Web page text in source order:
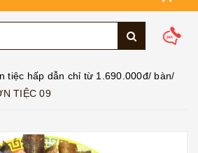
tiệc hấp dẫn chỉ từ 1.690.000đ/ bàn/
TIỆC 09